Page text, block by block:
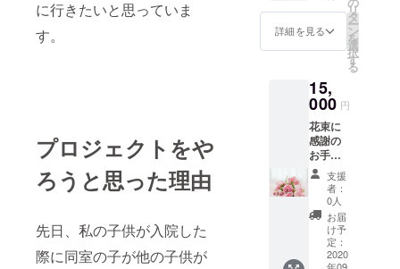
に行きたいと思っていま
す。
プロジェクトをや
ろうと思った理由
先日、私の子供が入院した
際に同室の子が他の子供が
せん
が、長
でいた
だけま
す。
す。
ハーバ
リウム
とは
標本」
という
意味
で、押
し花や
ブリ
ザーブ
ドフラ
ワーを
ボトル
に入れ
専用の
オイル
詳細を見る
リ
タ
ー
ン
を
選
択
す
る
15,
000 円
花束に
感謝の
お手紙
を添え
てお届
けさせ
ていた
だきま
す。 種
類は選
支援
者：
0人
お届
け予
定：
2020